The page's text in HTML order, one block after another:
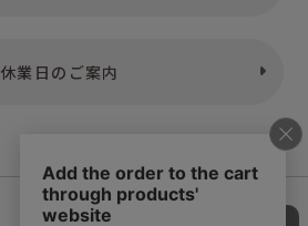
休業日のご案内